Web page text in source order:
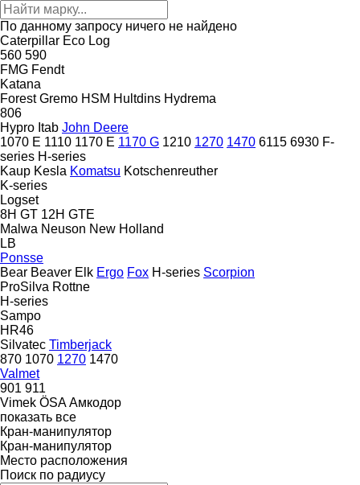
По данному запросу ничего не найдено
Caterpillar Eco Log
560 590
FMG Fendt
Katana
Forest Gremo HSM Hultdins Hydrema
806
Hypro Itab John Deere
1070 E 1110 1170 E 1170 G 1210 1270 1470 6115 6930 F-
series H-series
Kaup Kesla Komatsu Kotschenreuther
K-series
Logset
8H GT 12H GTE
Malwa Neuson New Holland
LB
Ponsse
Bear Beaver Elk Ergo Fox H-series Scorpion
ProSilva Rottne
H-series
Sampo
HR46
Silvatec Timberjack
870 1070 1270 1470
Valmet
901 911
Vimek ÖSA Амкодор
показать все
Кран-манипулятор
Кран-манипулятор
Место расположения
Поиск по радиусу